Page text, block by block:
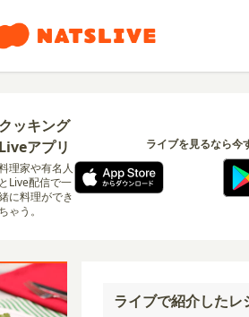
クッキング
Liveアプリ
理家や有名人
とLive配信で一
に料理ができ
ちゃう。
ライブを見るなら今
ライブで紹介したレ